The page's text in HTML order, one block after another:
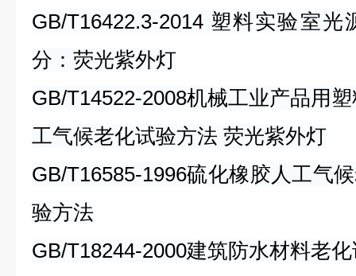
GB/T16422.3-2014 塑料实验室
分：荧光紫外灯
GB/T14522-2008机械工业产品用
工气候老化试验方法 荧光紫外灯
GB/T16585-1996硫化橡胶人工气
验方法
GB/T18244-2000建筑防水材料老